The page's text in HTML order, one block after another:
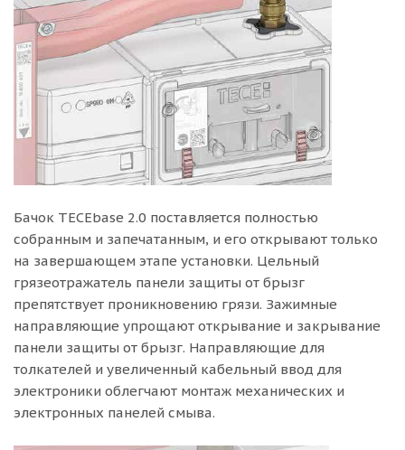
Бачок TECEbase 2.0 поставляется полностью
собранным и запечатанным, и его открывают только
на завершающем этапе установки. Цельный
грязеотражатель панели защиты от брызг
препятствует проникновению грязи. Зажимные
направляющие упрощают открывание и закрывание
панели защиты от брызг. Направляющие для
толкателей и увеличенный кабельный ввод для
электроники облегчают монтаж механических и
электронных панелей смыва.